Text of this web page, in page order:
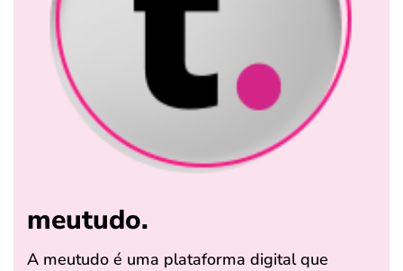
meutudo.
A meutudo é uma plataforma digital que